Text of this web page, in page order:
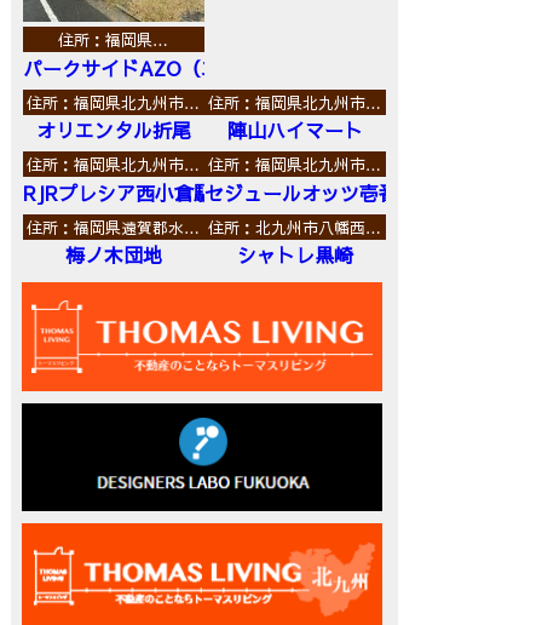
住所：福岡県…
パークサイドAZO（エーゼットオー）
住所：福岡県北九州市…
オリエンタル折尾
住所：福岡県北九州市…
陣山ハイマート
住所：福岡県北九州市…
RJRプレシア西小倉駅前
住所：福岡県北九州市…
セジュールオッツ壱番館
住所：福岡県遠賀郡水…
梅ノ木団地
住所：北九州市八幡西…
シャトレ黒崎